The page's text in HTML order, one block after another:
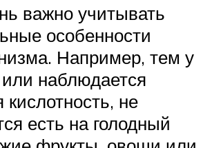
важно учитывать
особенности
Например, тем у
или наблюдается
не
есть на голодный